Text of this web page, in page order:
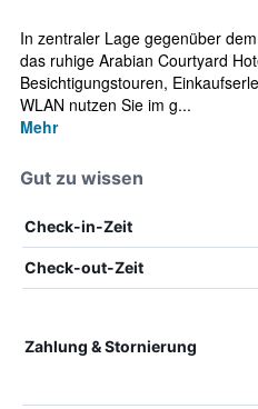
In zentraler Lage gegenüber
das ruhige Arabian Courtyard
Besichtigungstouren,
WLAN nutzen Sie im g...
Mehr
Gut zu wissen
Check-in-Zeit
Check-out-Zeit
Zahlung & Stornierung